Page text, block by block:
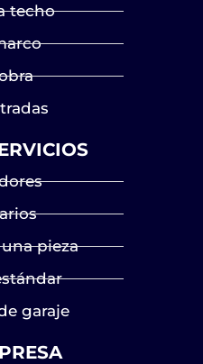
techo
pieza
garaje